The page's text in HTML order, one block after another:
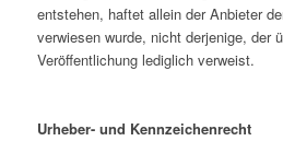
entstehen, haftet allein der Anbieter
verwiesen wurde, nicht derjenige, der
Veröffentlichung lediglich verweist.
Urheber- und Kennzeichenrecht